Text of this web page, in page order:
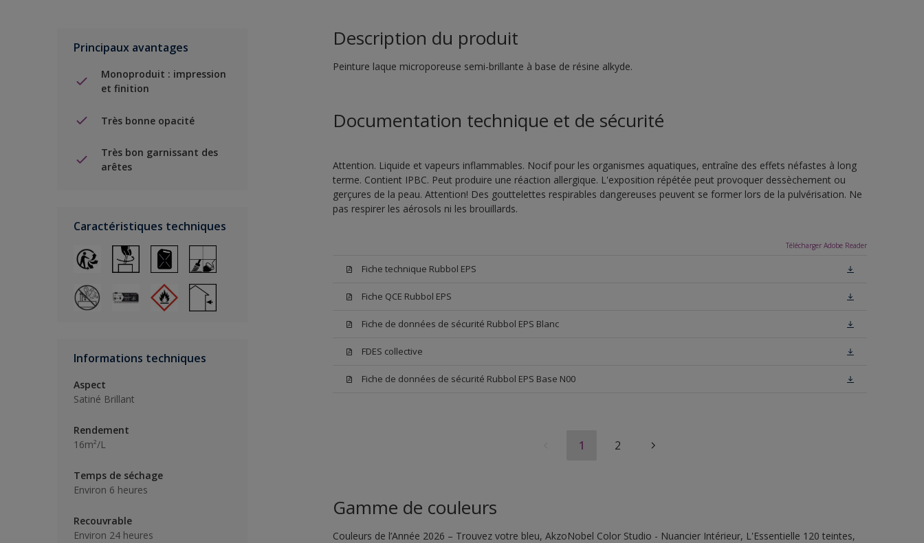
Principaux avantages
Monoproduit : impression
et finition
Très bonne opacité
Très bon garnissant des
arêtes
Caractéristiques techniques
Informations techniques
Aspect
Satiné Brillant
Rendement
16m²/L
Temps de séchage
Environ 6 heures
Recouvrable
Environ 24 heures
Description du produit
Peinture laque microporeuse semi-brillante à base de résine alkyde.
Documentation technique et de sécurité
Attention. Liquide et vapeurs inflammables. Nocif pour les organismes aquatiques, entraîne des effets néfastes à long
terme. Contient IPBC. Peut produire une réaction allergique. L'exposition répétée peut provoquer dessèchement ou
gerçures de la peau. Attention! Des gouttelettes respirables dangereuses peuvent se former lors de la pulvérisation. Ne
pas respirer les aérosols ni les brouillards.
Télécharger Adobe Reader
Fiche technique Rubbol EPS
Fiche QCE Rubbol EPS
Fiche de données de sécurité Rubbol EPS Blanc
FDES collective
Fiche de données de sécurité Rubbol EPS Base N00
1 2
Gamme de couleurs
Couleurs de l’Année 2026 – Trouvez votre bleu, AkzoNobel Color Studio - Nuancier Intérieur, L'Essentielle 120 teintes,